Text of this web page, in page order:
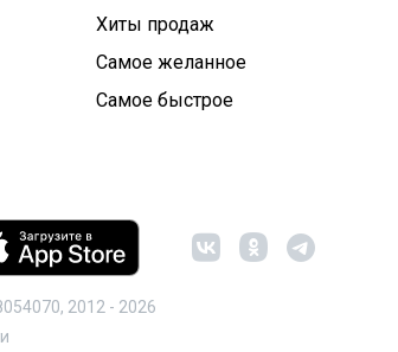
Хиты продаж
Самое желанное
Самое быстрое
2012 - 2026